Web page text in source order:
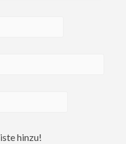
hinzu!